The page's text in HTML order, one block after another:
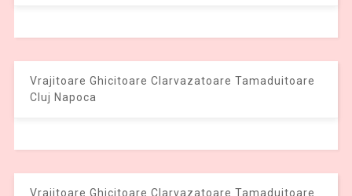
Vrajitoare Ghicitoare Clarvazatoare Tamaduitoare
Cluj Napoca
Vrajitoare Ghicitoare Clarvazatoare Tamaduitoare